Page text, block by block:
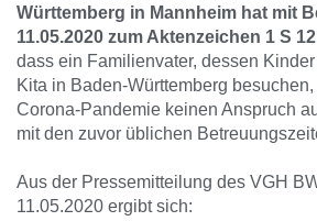
Württemberg in Mannheim hat mit
11.05.2020 zum Aktenzeichen 1 S
dass ein Familienvater, dessen
Kita in Baden-Württemberg
Corona-Pandemie keinen Anspruch
mit den zuvor üblichen
Aus der Pressemitteilung des VGH
11.05.2020 ergibt sich: